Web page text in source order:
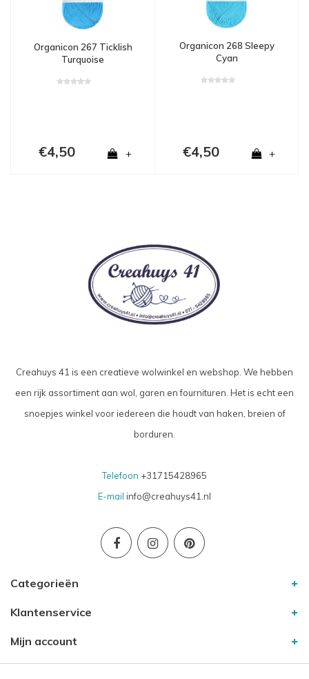
Organicon 267 Ticklish
Turquoise
€4,50 +
Organicon 268 Sleepy
Cyan
€4,50 +
Creahuys 41 is een creatieve wolwinkel en webshop. We hebben
een rijk assortiment aan wol, garen en fournituren. Het is echt een
snoepjes winkel voor iedereen die houdt van haken, breien of
borduren.
Telefoon +31715428965
E-mail info@creahuys41.nl
Categorieën
Klantenservice
Mijn account